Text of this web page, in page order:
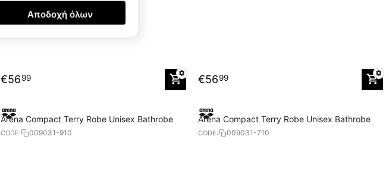
€5699 €5699
Arena Compact Terry Robe Unisex Bathrobe
CODE: 009031-910
Arena Compact Terry Robe Unisex Bathrobe
CODE: 009031-710
Αποδοχή όλων